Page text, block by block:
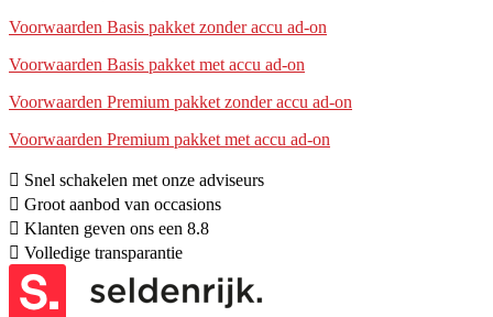
Voorwaarden Basis pakket zonder accu ad-on
Voorwaarden Basis pakket met accu ad-on
Voorwaarden Premium pakket zonder accu ad-on
Voorwaarden Premium pakket met accu ad-on
Snel schakelen met onze adviseurs
Groot aanbod van occasions
Klanten geven ons een 8.8
Volledige transparantie